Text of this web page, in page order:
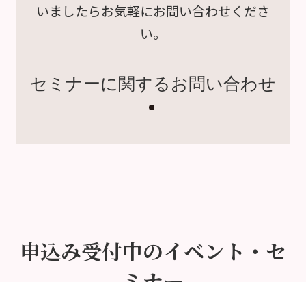
いましたらお気軽にお問い合わせくださ
い。
セミナーに関するお問い合わせ
申込み受付中のイベント・セ